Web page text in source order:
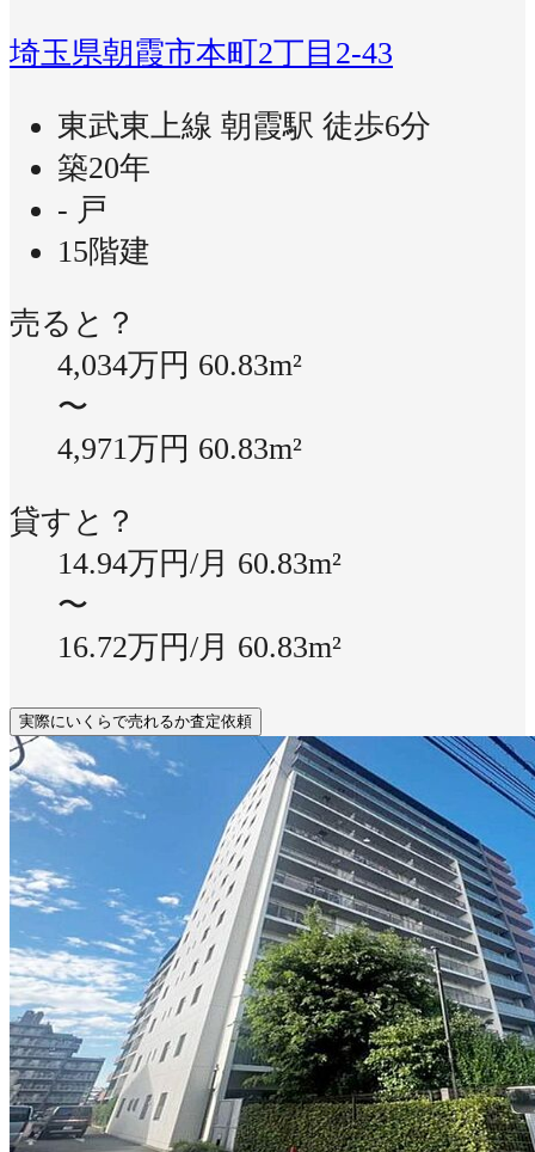
埼玉県朝霞市本町2丁目2-43
東武東上線 朝霞駅 徒歩6分
築20年
- 戸
15階建
売ると？
4,034万円 60.83m²
〜
4,971万円 60.83m²
貸すと？
14.94万円/月 60.83m²
〜
16.72万円/月 60.83m²
実際にいくらで売れるか査定依頼